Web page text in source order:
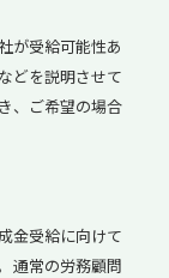
が受給可能性あ
どを説明させて
、ご希望の場合
金受給に向けて
通常の労務顧問